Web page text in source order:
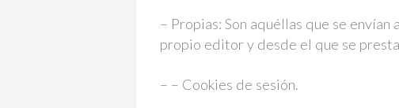
– Propias: Son aquéllas que se
propio editor y desde el que se
– – Cookies de sesión.